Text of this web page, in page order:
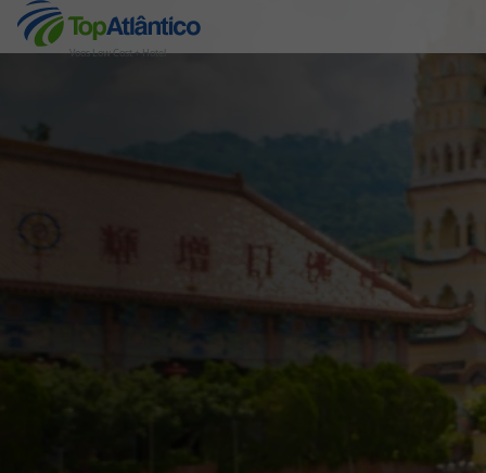
Voos Low Cost + Hotel
Destinos
Voos + Hotel
Pacotes de Férias